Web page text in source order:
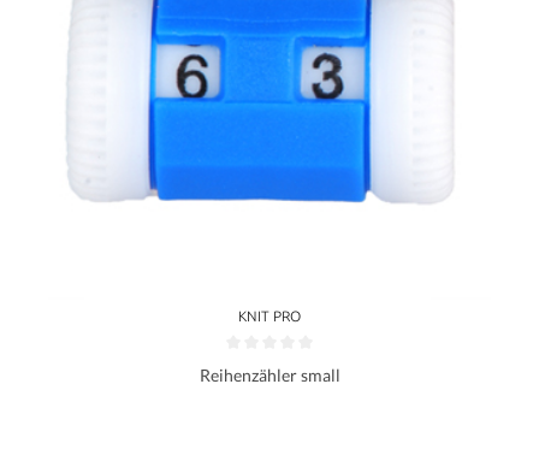
KNIT PRO
Reihenzähler small